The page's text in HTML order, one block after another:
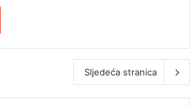
Sljedeća stranica